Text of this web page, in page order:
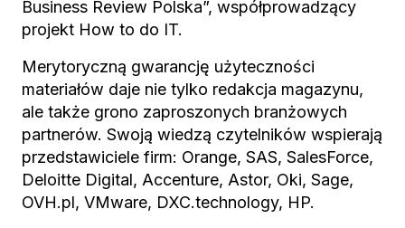
Business Review Polska”, współprowadzący
projekt How to do IT.
Merytoryczną gwarancję użyteczności
materiałów daje nie tylko redakcja magazynu,
ale także grono zaproszonych branżowych
partnerów. Swoją wiedzą czytelników wspierają
przedstawiciele firm: Orange, SAS, SalesForce,
Deloitte Digital, Accenture, Astor, Oki, Sage,
OVH.pl, VMware, DXC.technology, HP.